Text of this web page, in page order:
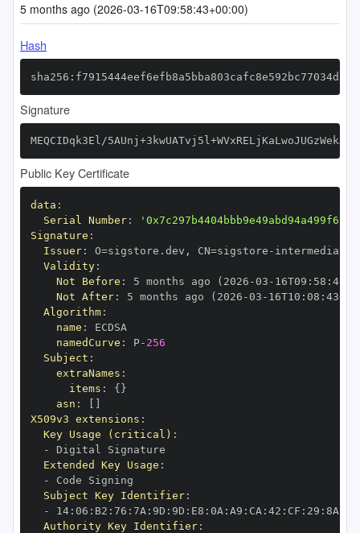
5 months ago (2026-03-16T09:58:43+00:00)
Hash
Signature
MEQCIDqk3El/
Public Key Certificate
data :
Serial Number:
Signature :
Issuer: O=sigstore.dev , CN=sigstore -
Validity:
Not Before : 5 months ago (2026 -03 - 16T09 : 58 :
Not After: 5 months ago (2026 -03 - 16T10 : 08 : 43+00
Algorithm:
name :
namedCurve : P- 256
Subject :
extraNames :
items : { }
asn :
X509v3 extensions :
Key Usage (critical) :
-
Extended Key Usage :
-
Subject Key Identifier:
-
14: 06 : B2 : 76 : 7A : 9D : 9D : E8 : 0A : A9 : CA : 42 : CF : 29 : 8A
Authority Key Identifier: